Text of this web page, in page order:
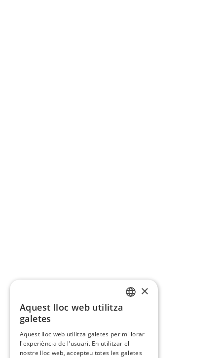
×
Aquest lloc web utilitza
galetes
Aquest lloc web utilitza galetes per millorar
l'experiència de l'usuari. En utilitzar el
nostre lloc web, accepteu totes les galetes